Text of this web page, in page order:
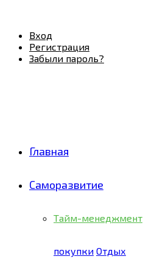
Вход
Регистрация
Забыли пароль?
Главная
Саморазвитие
Тайм-менеджмент
покупки Отдых